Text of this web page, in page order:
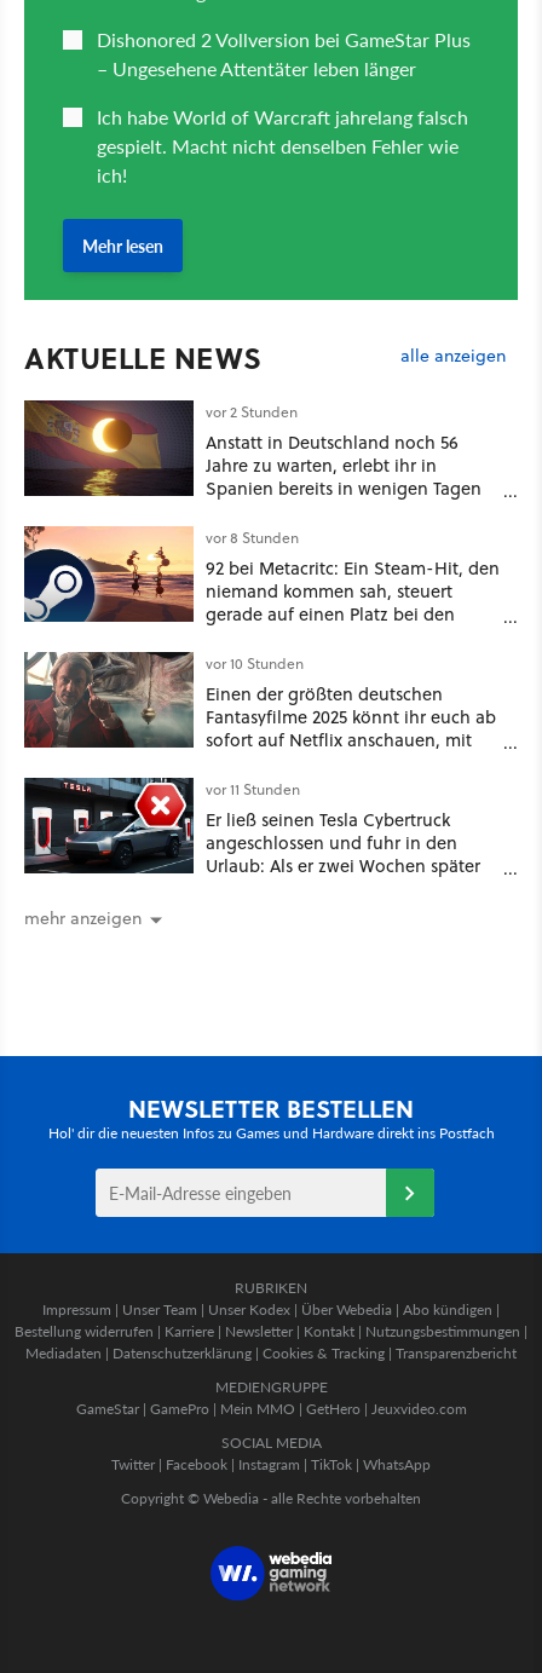
AKTUELLE NEWS alle anzeigen
vor 2 Stunden
Anstatt in Deutschland noch 56
Jahre zu warten, erlebt ihr in
Spanien bereits in wenigen Tagen
vor 8 Stunden
92 bei Metacritc: Ein Steam-Hit, den
niemand kommen sah, steuert
gerade auf einen Platz bei den
vor 10 Stunden
Einen der größten deutschen
Fantasyfilme 2025 könnt ihr euch ab
sofort auf Netflix anschauen, mit
vor 11 Stunden
Er ließ seinen Tesla Cybertruck
angeschlossen und fuhr in den
Urlaub: Als er zwei Wochen später
mehr anzeigen
NEWSLETTER BESTELLEN
Hol' dir die neuesten Infos zu Games und Hardware direkt ins Postfach
RUBRIKEN
Impressum | Unser Team | Unser Kodex | Über Webedia | Abo kündigen |
Bestellung widerrufen | Karriere | Newsletter | Kontakt | Nutzungsbestimmungen |
Mediadaten | Datenschutzerklärung | Cookies & Tracking | Transparenzbericht
MEDIENGRUPPE
GameStar| GamePro | Mein MMO | GetHero | Jeuxvideo.com
SOCIAL MEDIA
Twitter | Facebook | Instagram | TikTok | WhatsApp
Copyright © Webedia - alle Rechte vorbehalten